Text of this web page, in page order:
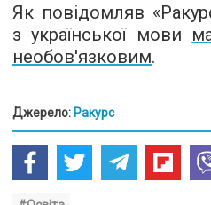
Як повідомляв
з української мови
необов'язковим.
Джерело: Ракурс